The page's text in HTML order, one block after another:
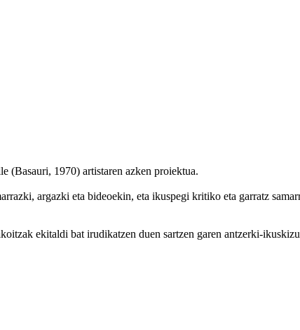
(Basauri, 1970) artistaren azken proiektua.
argazki eta bideoekin, eta ikuspegi kritiko eta garratz
ekitaldi bat irudikatzen duen sartzen garen antzerki-